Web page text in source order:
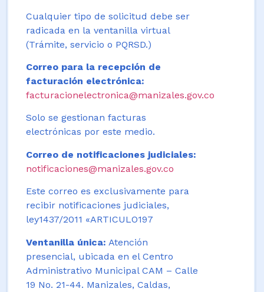
Cualquier tipo de solicitud debe ser
radicada en la ventanilla virtual
(Trámite, servicio o PQRSD.)
Correo para la recepción de
facturación electrónica:
facturacionelectronica@manizales.gov.co
Solo se gestionan facturas
electrónicas por este medio.
Correo de notificaciones judiciales:
notificaciones@manizales.gov.co
Este correo es exclusivamente para
recibir notificaciones judiciales,
ley1437/2011 «ARTICULO197
Ventanilla única: Atención
presencial, ubicada en el Centro
Administrativo Municipal CAM – Calle
19 No. 21-44. Manizales, Caldas,